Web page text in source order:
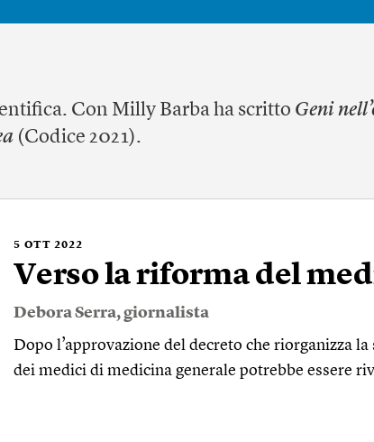
Con Milly Barba ha scritto Geni
(Codice 2021).
5 OTT 2022
Verso la riforma del
Debora Serra, giornalista
Dopo l’approvazione del decreto che riorganizza
dei medici di medicina generale potrebbe essere